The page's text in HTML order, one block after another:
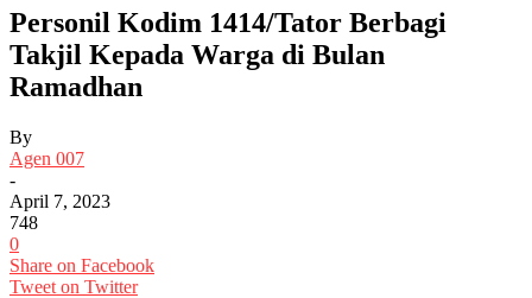
Personil Kodim 1414/Tator Berbagi
Takjil Kepada Warga di Bulan
Ramadhan
By
Agen 007
-
April 7, 2023
748
0
Share on Facebook
Tweet on Twitter